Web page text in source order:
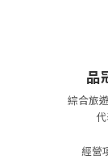
品
綜合旅
經營